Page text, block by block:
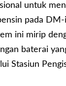
untuk
pada
ini mirip
baterai
Stasiun